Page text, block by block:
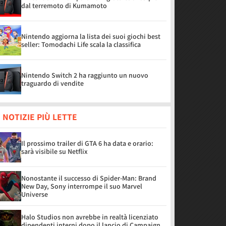
dal terremoto di Kumamoto
Nintendo aggiorna la lista dei suoi giochi best
seller: Tomodachi Life scala la classifica
Nintendo Switch 2 ha raggiunto un nuovo
traguardo di vendite
NOTIZIE PIÙ LETTE
Il prossimo trailer di GTA 6 ha data e orario:
sarà visibile su Netflix
Nonostante il successo di Spider-Man: Brand
New Day, Sony interrompe il suo Marvel
Universe
Halo Studios non avrebbe in realtà licenziato